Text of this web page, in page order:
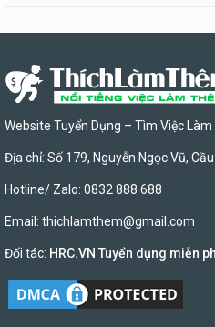
Website Tuyển Dụng – Tìm Việc
Địa chỉ: Số 179, Nguyễn Ngọc Vũ, Cầu
Hotline/ Zalo: 0832 888 688
Email: thichlamthem@gmail.com
Đối tác: HRC.VN Tuyển dụng miễn